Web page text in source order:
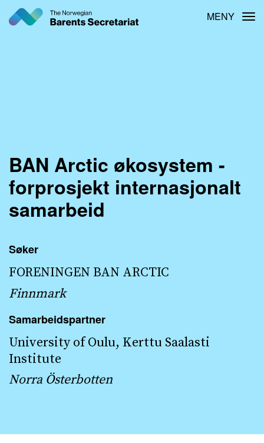
Hopp
MENY
BAN Arctic økosystem -
forprosjekt internasjonalt
samarbeid
Søker
FORENINGEN BAN ARCTIC
Finnmark
Samarbeidspartner
University of Oulu, Kerttu Saalasti
Institute
Norra Österbotten